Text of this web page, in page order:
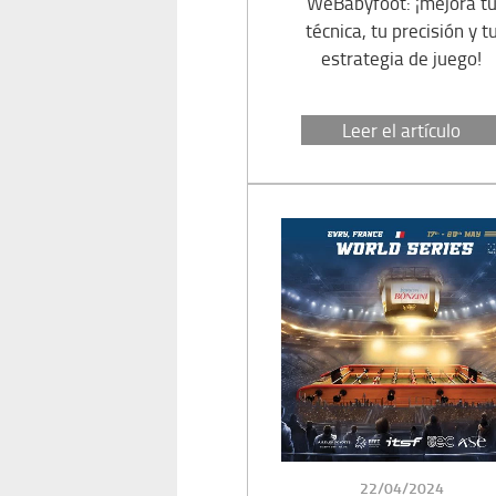
técnica, tu precisión y tu
estrategia de juego!
Leer el artículo
PUBLICADO
22/04/2024